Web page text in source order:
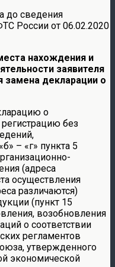
до сведения
России от 06.02.2020
нахождения и
заявителя
замена декларации о
о
без
– «г» пункта 5
(адреса
осуществления
различаются)
(пункт 15
возобновления
о соответствии
регламентов
утвержденного
экономической